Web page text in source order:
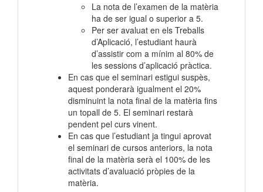
La nota de l’examen de la matèria
ha de ser igual o superior a 5.
Per ser avaluat en els Treballs
d’Aplicació, l’estudiant haurà
d’assistir com a mínim al 80% de
les sessions d’aplicació pràctica.
En cas que el seminari estigui suspès,
aquest ponderarà igualment el 20%
disminuint la nota final de la matèria fins
un topall de 5. El seminari restarà
pendent pel curs vinent.
En cas que l’estudiant ja tingui aprovat
el seminari de cursos anteriors, la nota
final de la matèria serà el 100% de les
activitats d’avaluació pròpies de la
matèria.